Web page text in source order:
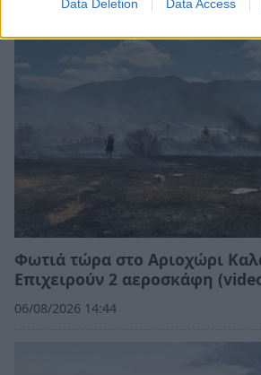
Data Deletion Data Access
Φωτιά τώρα στο Αριοχώρι
Επιχειρούν 2 αεροσκάφη
06/08/2026 14:44